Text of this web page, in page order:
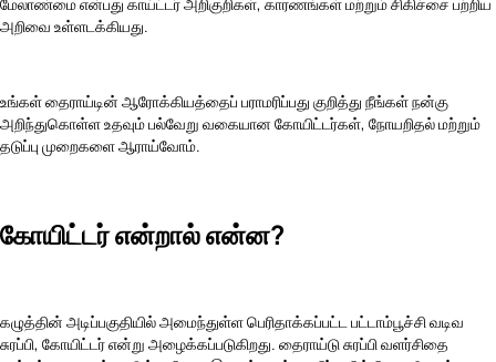
அறிவை உள்ளடக்கியது.
உங்கள் தைராய்டின் ஆரோக்கியத்தைப் பராமரிப்பது குறித்து நீங்கள் நன்கு
அறிந்துகொள்ள உதவும் பல்வேறு வகையான கோயிட்டர்கள், நோயறிதல் மற்றும்
தடுப்பு முறைகளை ஆராய்வோம்.
கோயிட்டர் என்றால் என்ன?
கழுத்தின் அடிப்பகுதியில் அமைந்துள்ள பெரிதாக்கப்பட்ட பட்டாம்பூச்சி வடிவ
சுரப்பி, கோயிட்டர் என்று அழைக்கப்படுகிறது. தைராய்டு சுரப்பி வளர்சிதை